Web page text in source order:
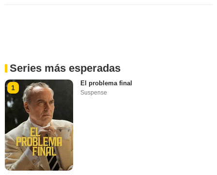
Series más esperadas
1
El problema final
Suspense